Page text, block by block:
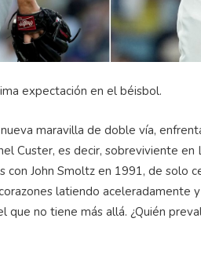
expectación en el béisbol.
nueva maravilla de doble vía,
Custer, es decir, sobreviviente en
con John Smoltz en 1991, de solo
latiendo aceleradamente
no tiene más allá. ¿Quién